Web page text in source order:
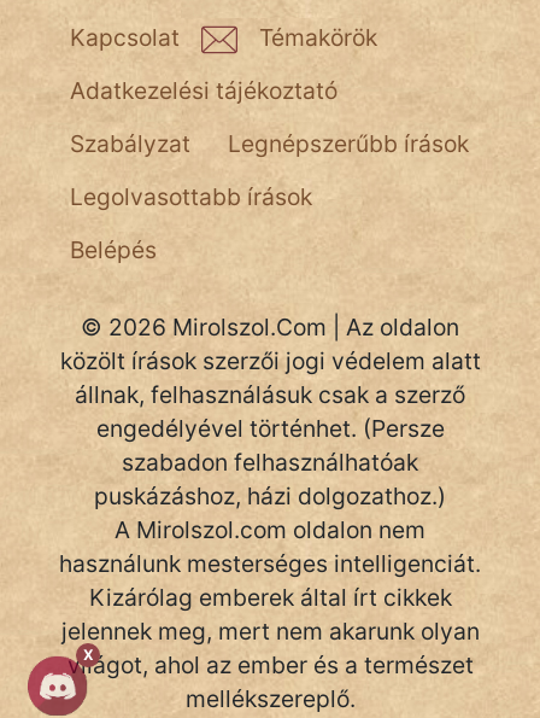
X
Kapcsolat
Témakörök
Adatkezelési tájékoztató
Szabályzat
Legnépszerűbb írások
Legolvasottabb írások
Belépés
© 2026 Mirolszol.Com | Az oldalon
közölt írások szerzői jogi védelem alatt
állnak, felhasználásuk csak a szerző
engedélyével történhet. (Persze
szabadon felhasználhatóak
puskázáshoz, házi dolgozathoz.)
A Mirolszol.com oldalon nem
használunk mesterséges intelligenciát.
Kizárólag emberek által írt cikkek
jelennek meg, mert nem akarunk olyan
világot, ahol az ember és a természet
mellékszereplő.